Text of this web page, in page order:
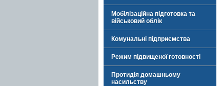
Мобілізаційна підготовка та
військовий облік
Комунальні підприємства
Режим підвищеної готовності
Протидія домашньому
насильству